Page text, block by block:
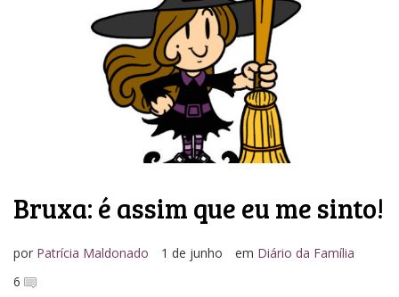
Bruxa: é assim que eu me sinto!
por Patrícia Maldonado 1 de junho em Diário da Família
6